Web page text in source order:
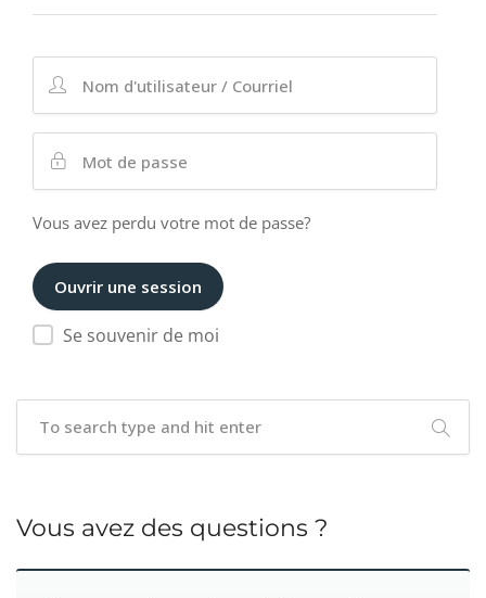
Vous avez perdu votre mot de passe?
Se souvenir de moi
Vous avez des questions ?